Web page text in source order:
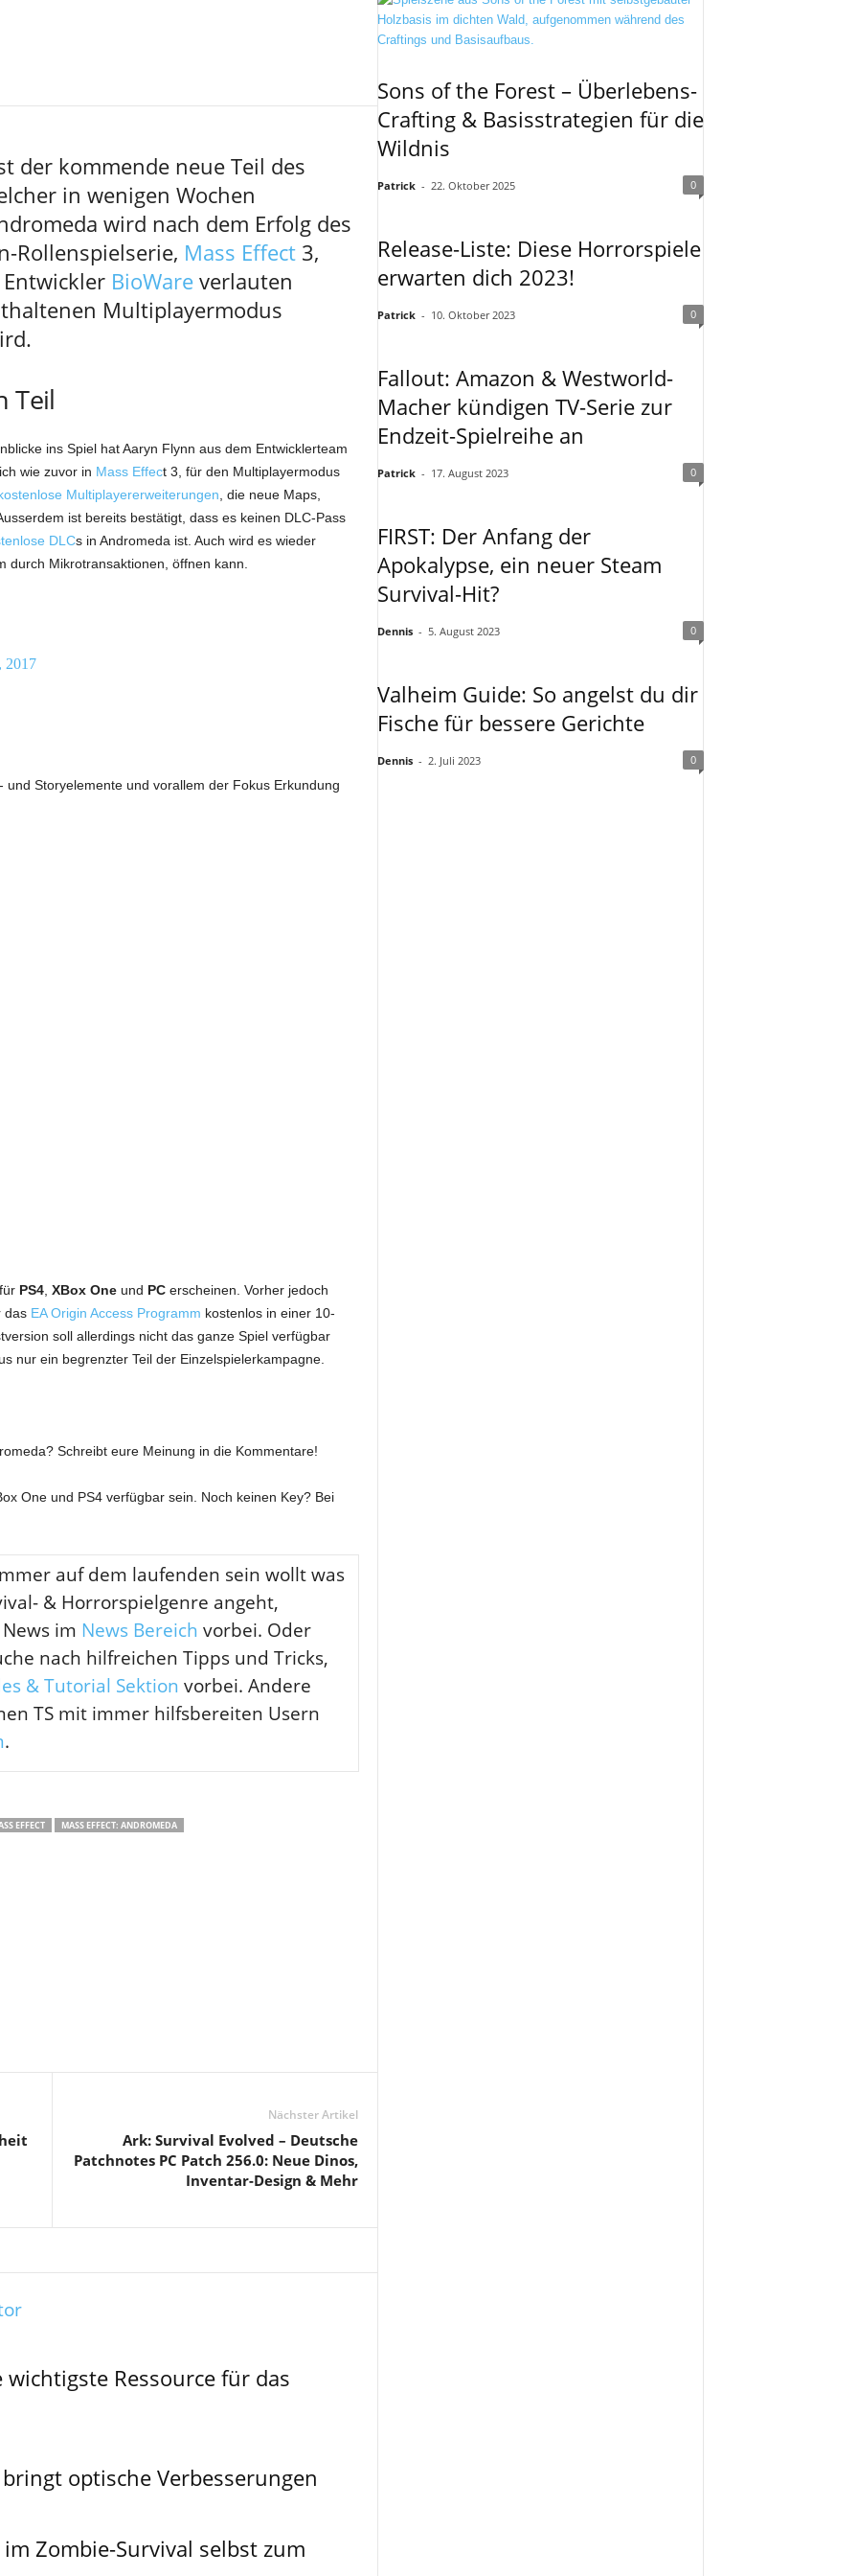
der kommende neue Teil des
in wenigen Wochen
wird nach dem Erfolg des
Rollenspielserie, Mass Effect3,
BioWareverlauten
Multiplayermodus
Teil
ins Spiel hat Aaryn Flynn aus dem Entwicklerteam
wie zuvor in Mass Effect 3, für den Multiplayermodus
Multiplayererweiterungen , die neue Maps,
ist bereits bestätigt, dass es keinen DLC-Pass
DLCs in Andromeda ist. Auch wird es wieder
durch Mikrotransaktionen, öffnen kann.
2017
Storyelemente und vorallem der Fokus Erkundung
PS4, XBox Oneund PCerscheinen. Vorher jedoch
dasEA Origin Access Programm kostenlos in einer 10-
soll allerdings nicht das ganze Spiel verfügbar
nur ein begrenzter Teil der Einzelspielerkampagne.
Schreibt eure Meinung in die Kommentare!
One und PS4 verfügbar sein. Noch keinen Key? Bei
auf dem laufenden sein wollt was
& Horrorspielgenre angeht,
im News Bereich vorbei. Oder
nach hilfreichen Tipps und Tricks,
& Tutorial Sektion vorbei. Andere
TS mit immer hilfsbereiten Usern
.
EFFECT MASS EFFECT: ANDROMEDA
Nächster Artikel
Ark: Survival Evolved – Deutsche
Patchnotes PC Patch 256.0: Neue Dinos,
Inventar-Design & Mehr
Ressource für das
optische Verbesserungen
Zombie-Survival selbst zum
Sons of the Forest – Überlebens-
Crafting & Basisstrategien für die
Wildnis
Patrick - 22. Oktober 2025 0
Release-Liste: Diese Horrorspiele
erwarten dich 2023!
Patrick - 10. Oktober 2023 0
Fallout: Amazon & Westworld-
Macher kündigen TV-Serie zur
Endzeit-Spielreihe an
Patrick - 17. August 2023 0
FIRST: Der Anfang der
Apokalypse, ein neuer Steam
Survival-Hit?
Dennis - 5. August 2023 0
Valheim Guide: So angelst du dir
Fische für bessere Gerichte
Dennis - 2. Juli 2023 0